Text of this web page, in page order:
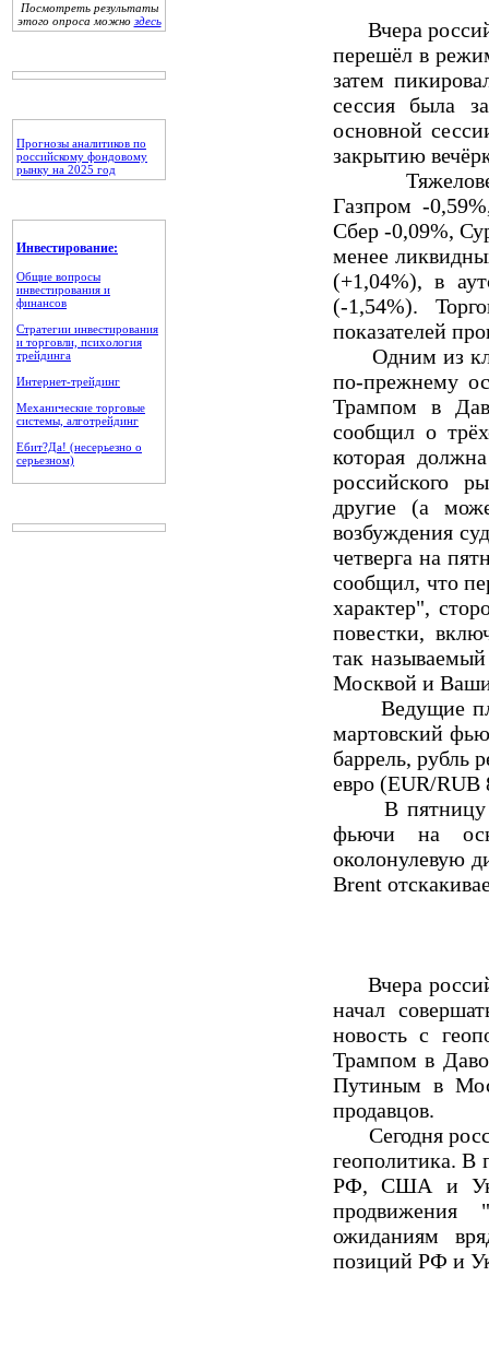
Посмотреть результаты
этого опроса можно здесь
Прогнозы аналитиков по
российскому фондовому
рынку на 2025 год
Инвестирование:
Общие вопросы
инвестирования и
финансов
Стратегии инвестирования
и торговли, психология
трейдинга
Интернет-трейдинг
Механические торговые
системы, алготрейдинг
Ебит?Да! (несерьезно о
серьезном)
Вчера
перешёл в
затем
сессия была
основной
закрытию
Тяжеловесы
Газпром -
Сбер -0,09%,
менее
(+1,04%), в
(-1,54%).
показателей
Одним из
по-прежнему
Трампом в
сообщил о
которая
российского
другие (а
возбуждения
четверга на
сообщил, что
характер",
повестки,
так
Москвой и
Ведущие
мартовский
баррель, рубль
евро (EUR/
В пятницу
фьючи на
околонулевую
Brent
Вчера
начал
новость с
Трампом в
Путиным в
продавцов.
Сегодня
геополитика. В
РФ, США и
продвижения
ожиданиям
позиций РФ и